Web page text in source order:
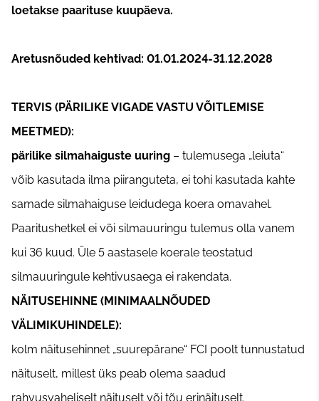
loetakse paarituse kuupäeva.
Aretusnõuded kehtivad: 01.01.2024-31.12.2028
TERVIS (PÄRILIKE VIGADE VASTU VÕITLEMISE
MEETMED):
pärilike silmahaiguste uuring – tulemusega „leiuta“
võib kasutada ilma piiranguteta, ei tohi kasutada kahte
samade silmahaiguse leidudega koera omavahel.
Paaritushetkel ei või silmauuringu tulemus olla vanem
kui 36 kuud. Üle 5 aastasele koerale teostatud
silmauuringule kehtivusaega ei rakendata.
NÄITUSEHINNE (MINIMAALNÕUDED
VÄLIMIKUHINDELE):
kolm näitusehinnet „suurepärane“ FCI poolt tunnustatud
näituselt, millest üks peab olema saadud
rahvusvaheliselt näituselt või tõu erinäituselt.